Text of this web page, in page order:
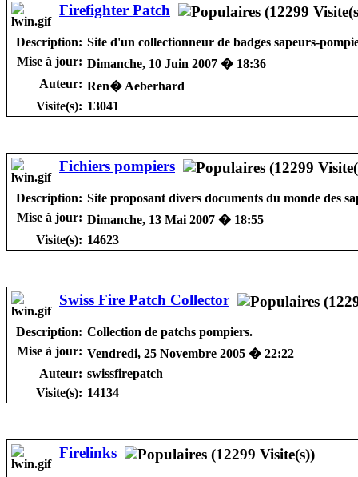
Firefighter Patch
Description: Site d'un collectionneur de badges sapeurs-
Mise à jour: Dimanche, 10 Juin 2007 � 18:36
Auteur: Ren� Aeberhard
Visite(s): 13041
Fichiers pompiers
Description: Site proposant divers documents du monde des
Mise à jour: Dimanche, 13 Mai 2007 � 18:55
Visite(s): 14623
Swiss Fire Patch Collector
Description: Collection de patchs pompiers.
Mise à jour: Vendredi, 25 Novembre 2005 � 22:22
Auteur: swissfirepatch
Visite(s): 14134
Firelinks